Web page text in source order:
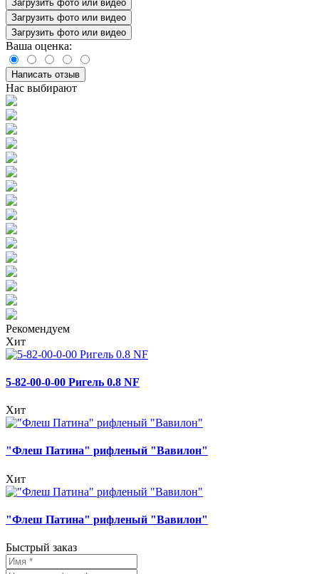
Загрузить фото или видео
Загрузить фото или видео
Загрузить фото или видео
Ваша оценка:
Написать отзыв
Нас выбирают
Рекомендуем
Хит
5-82-00-0-00 Ригель 0.8 NF
Хит
"Флеш Патина" рифленый "Вавилон"
Хит
"Флеш Патина" рифленый "Вавилон"
Быстрый заказ